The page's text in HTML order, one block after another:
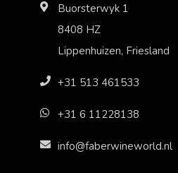
Buorsterwyk 1
8408 HZ
Lippenhuizen, Friesland
+31 513 461533
+31 6 11228138
info@faberwineworld.nl